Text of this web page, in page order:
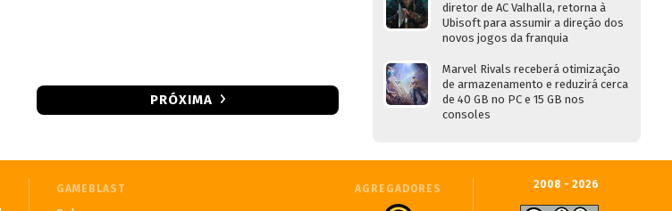
PRÓXIMA
diretor de AC Valhalla, retorna à
Ubisoft para assumir a direção dos
novos jogos da franquia
Marvel Rivals receberá otimização
de armazenamento e reduzirá cerca
de 40 GB no PC e 15 GB nos
consoles
GAMEBLAST 2008 - 2026
AGREGADORES